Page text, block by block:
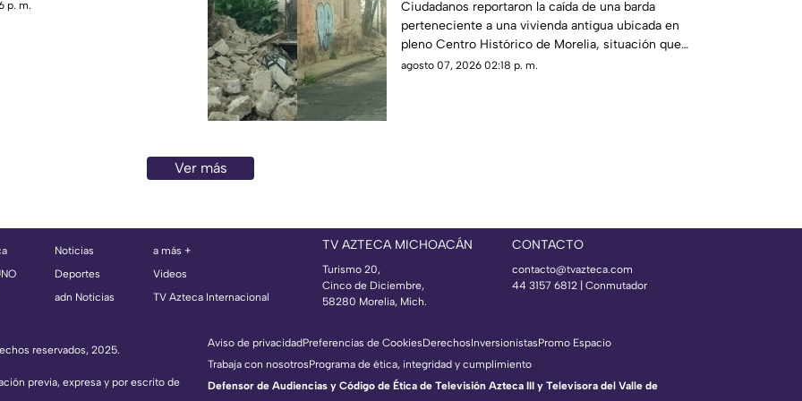
señalado por caso
p. m.
Ciudadanos reportaron la caída de una barda
perteneciente a una vivienda antigua ubicada en
pleno Centro Histórico de Morelia, situación que
generó alerta entre peatones y vecinos de la zona.
agosto 07, 2026 02:18 p. m.
Ver más
Noticias
Deportes
adn Noticias
a más +
Videos
TV Azteca Internacional
TV AZTECA MICHOACÁN
Turismo 20,
Cinco de Diciembre,
58280 Morelia, Mich.
CONTACTO
contacto@tvazteca.com
44 3157 6812 | Conmutador
reservados, 2025.
previa, expresa y por escrito de
Aviso de privacidadPreferencias de CookiesDerechosInversionistasPromo Espacio
Trabaja con nosotrosPrograma de ética, integridad y cumplimiento
Defensor de Audiencias y Código de Ética de Televisión Azteca III y Televisora del Valle de